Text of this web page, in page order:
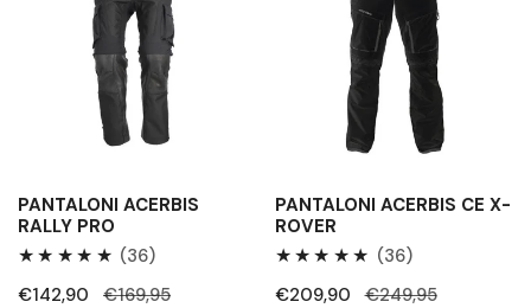
PANTALONI ACERBIS
RALLY PRO
(36)36
Recensioni
Prezzo
€142,90
Prezzo
€169,95
PANTALONI ACERBIS CE X-
ROVER
(36)36
Recensioni
Prezzo
€209,90
Prezzo
€249,95